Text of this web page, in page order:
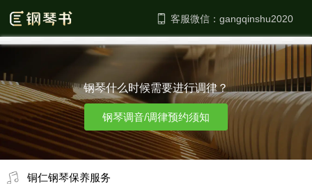
客服微信：
钢琴什么时候需要进行调律？
钢琴调音/调律预约须知
铜仁钢琴保养服务